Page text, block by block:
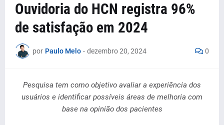
Ouvidoria do HCN registra 96%
de satisfação em 2024
por Paulo Melo - dezembro 20, 2024 0
Pesquisa tem como objetivo avaliar a experiência dos
usuários e identificar possíveis áreas de melhoria com
base na opinião dos pacientes